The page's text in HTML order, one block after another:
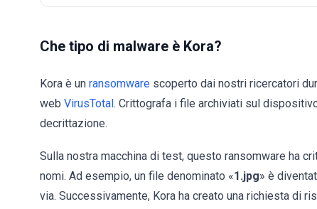
Che tipo di malware è Kora?
Kora è un ransomware scoperto dai nostri ricercatori
web VirusTotal. Crittografa i file archiviati sul
decrittazione.
Sulla nostra macchina di test, questo ransomware ha
nomi. Ad esempio, un file denominato «1.jpg» è
via. Successivamente, Kora ha creato una richiesta di